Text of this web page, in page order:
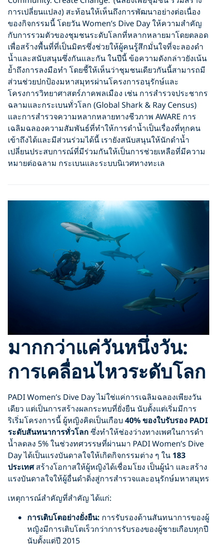
การเปลี่ยนแปลง) สะท้อนให้เห็นถึงการพัฒนาอย่างต่อเนื่อง
ของกิจกรรมนี้ โดยวัน Women’s Dive Day ให้ความสำคัญ
กับการรวมตัวของชุมชนระดับโลกที่หลากหลายมาโดยตลอด
เพื่อสร้างพื้นที่ที่เป็นมิตรซึ่งช่วยให้ผู้คนรู้สึกมั่นใจที่จะลองดำ
น้ำและสนับสนุนซึ่งกันและกัน ในปีนี้ ข้อความดังกล่าวยังเน้น
ย้ำถึงการลงมือทำ โดยชี้ให้เห็นว่าชุมชนเดียวกันนี้สามารถมี
ส่วนช่วยปกป้องมหาสมุทรผ่านโครงการอนุรักษ์และ
โครงการวิทยาศาสตร์ภาคพลเมือง เช่น การสำรวจประชากร
ฉลามและกระเบนทั่วโลก (Global Shark & Ray Census)
และการสำรวจความหลากหลายทางชีวภาพ AWARE การ
เฉลิมฉลองความสัมพันธ์ที่ทำให้การดำน้ำเป็นเรื่องที่ทุกคน
เข้าถึงได้และมีส่วนร่วมได้นี้ เรายังสนับสนุนให้นักดำน้ำ
เปลี่ยนประสบการณ์ที่มีร่วมกันให้เป็นการช่วยเหลือที่มีความ
หมายต่อฉลาม กระเบนและระบบนิเวศทางทะเล
มากกว่าแค่วันหนึ่งวัน:
การเคลื่อนไหวระดับโลก
PADI Women’s Dive Day ไม่ใช่แค่การเฉลิมฉลองเพียงวัน
เดียว แต่เป็นการสร้างผลกระทบที่ยั่งยืน นับตั้งแต่เริ่มมีการ
ริเริ่มโครงการนี้ ผู้หญิงคิดเป็นเกือบ 40% ของใบรับรอง PADI
ระดับสันทนาการทั่วโลกซึ่งทำให้ช่องว่างทางเพศในการดำ
น้ำลดลง 5% ในช่วงทศวรรษที่ผ่านมา PADI Women’s Dive
Day ได้เป็นแรงบันดาลใจให้เกิดกิจกรรมต่าง ๆ ใน 183
ประเทศสร้างโอกาสให้ผู้หญิงได้เชื่อมโยง เป็นผู้นำ และสร้าง
แรงบันดาลใจให้ผู้อื่นดำดิ่งสู่การสำรวจและอนุรักษ์มหาสมุทร
เหตุการณ์สำคัญที่สำคัญ ได้แก่:
การเติบโตอย่างยั่งยืน: การรับรองด้านสันทนาการของผู้
หญิงมีการเติบโตเร็วกว่าการรับรองของผู้ชายเกือบทุกปี
นับตั้งแต่ปี 2015